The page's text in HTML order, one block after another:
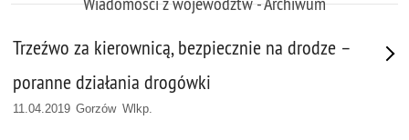
Trzeźwo za kierownicą, bezpiecznie na drodze –
poranne działania drogówki
11.04.2019 Gorzów Wlkp.